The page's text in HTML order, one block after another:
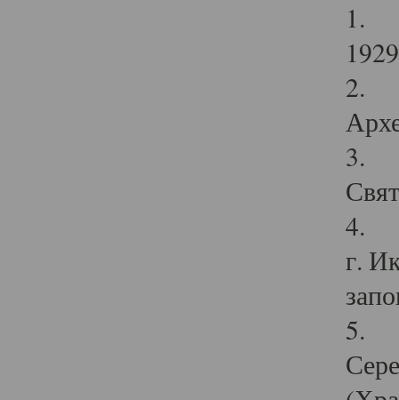
1.
2.
3.
4.
г.
5.